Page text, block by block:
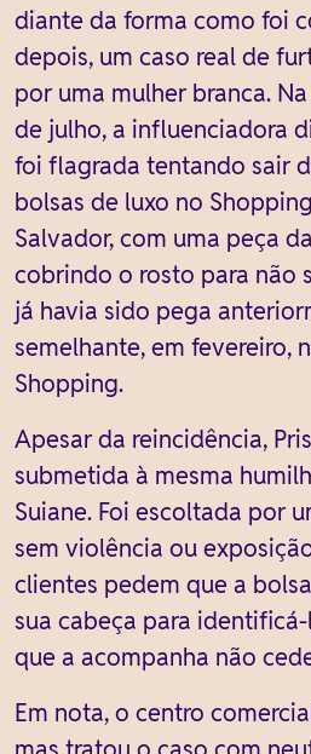
diante da forma como foi
depois, um caso real de
por uma mulher branca.
de julho, a influenciadora
foi flagrada tentando sair
bolsas de luxo no
Salvador, com uma peça
cobrindo o rosto para não
já havia sido pega
semelhante, em fevereiro,
Shopping.
Apesar da reincidência,
submetida à mesma
Suiane. Foi escoltada por
sem violência ou
clientes pedem que a
sua cabeça para
que a acompanha não
Em nota, o centro